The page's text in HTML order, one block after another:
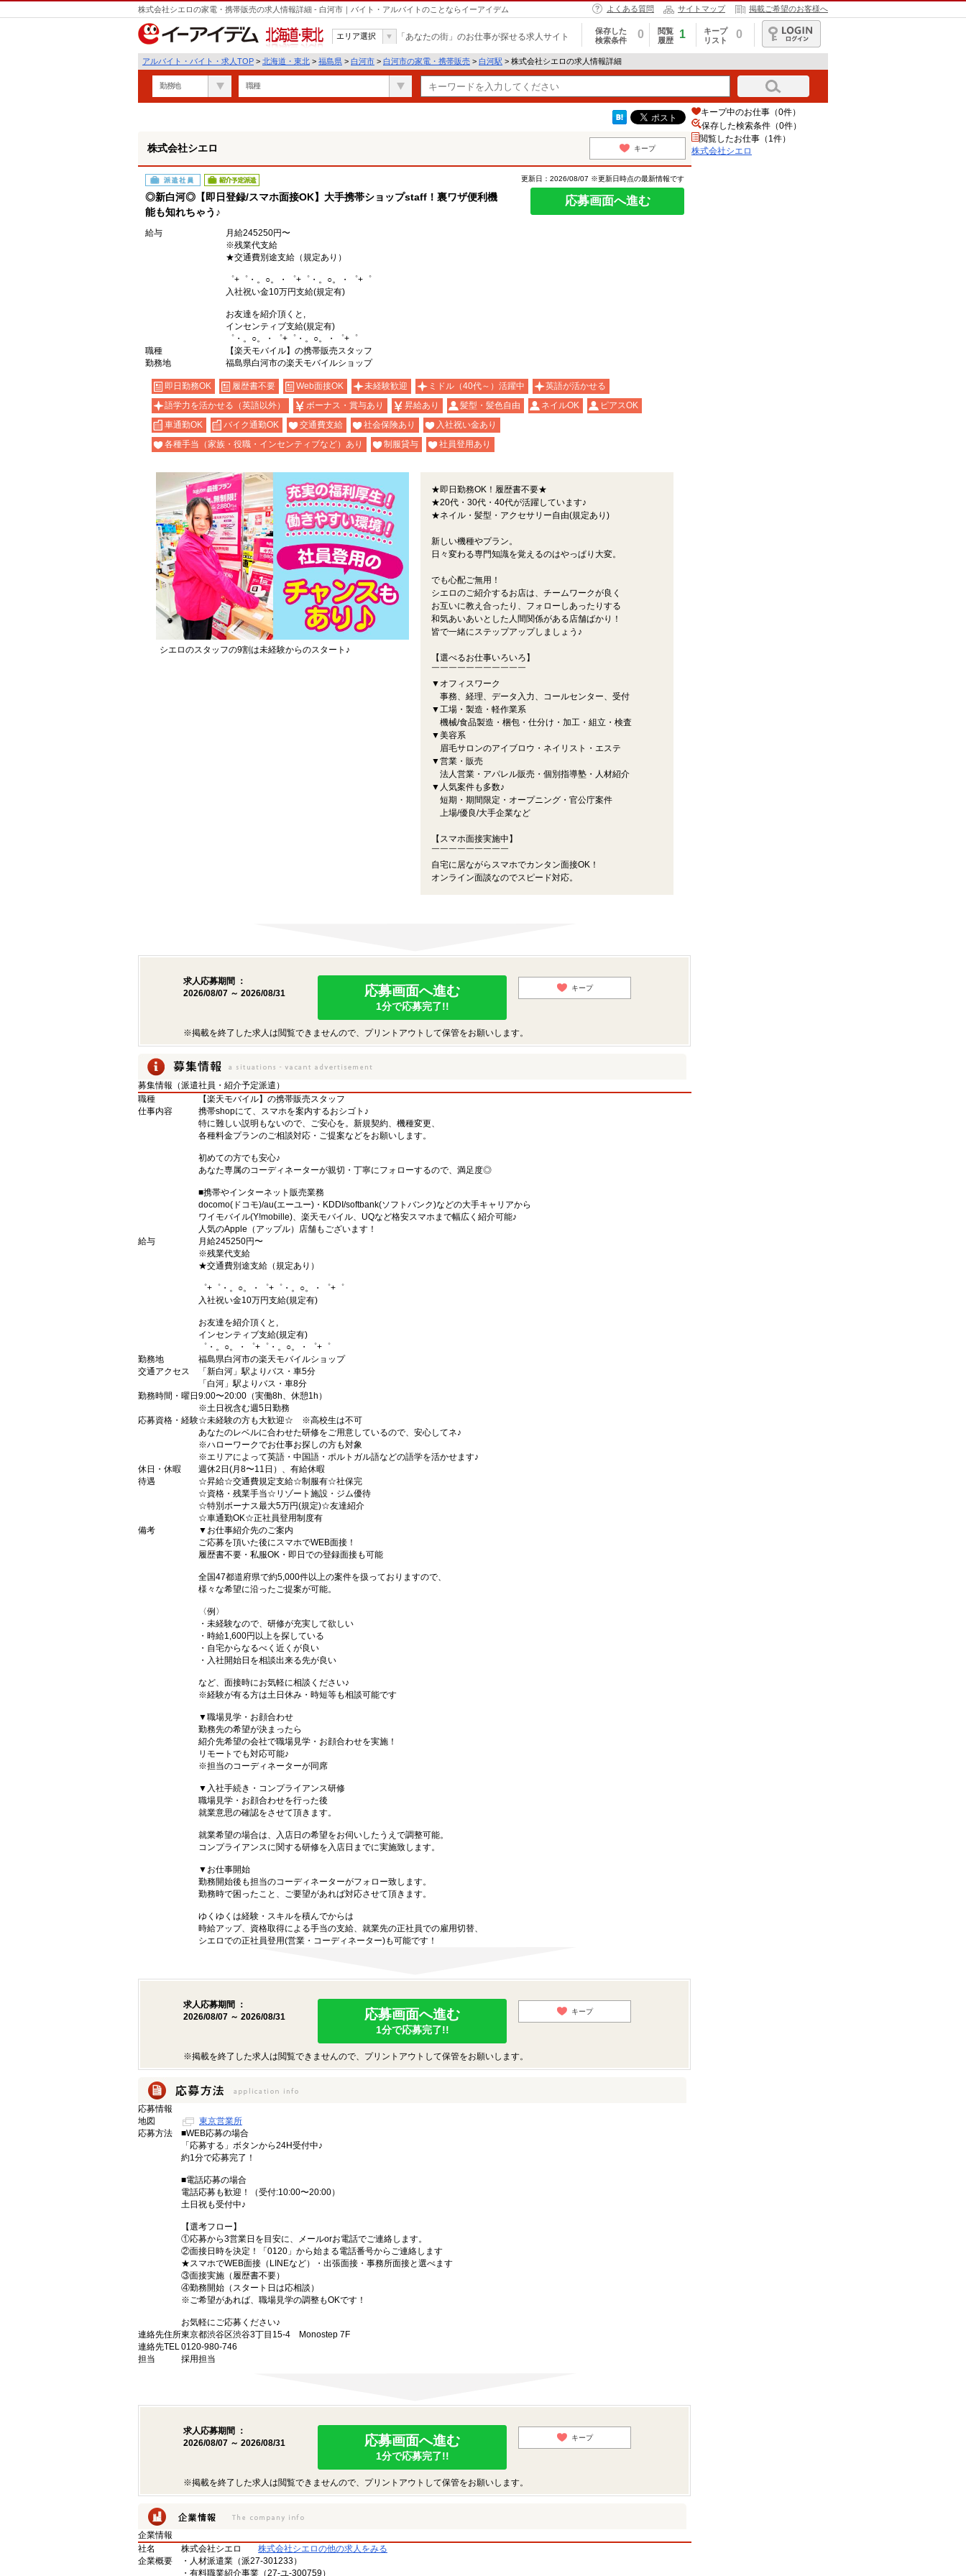
株式会社シエロの家電・携帯販売の求人情報詳細 - 白河市｜バイト・アルバイトのことならイーアイデム よくある質問 サイトマップ 掲載ご希望のお客様へ
北海道・東北
エリア選択 「あなたの街」のお仕事が探せる求人サイト
保存した
検索条件
0
閲覧
履歴
1
キープ
リスト
0
ログイン
アルバイト・バイト・求人TOP > 北海道・東北 > 福島県 > 白河市 > 白河市の家電・携帯販売 > 白河駅 > 株式会社シエロの求人情報詳細
勤務地 職種
遣
株式会社シエロ キープ
派遣社員 紹介予定派遣
◎新白河◎【即日登録/スマホ面接OK】大手携帯ショップstaff！裏ワザ便利機
能も知れちゃう♪
更新日：2026/08/07 ※更新日時点の最新情報です
応募画面へ進む
給与
月給245250円〜
※残業代支給
★交通費別途支給（規定あり）
゜+゜・。○。・゜+゜・。○。・゜+゜
入社祝い金10万円支給(規定有)
お友達を紹介頂くと,
インセンティブ支給(規定有)
゜・。○。・゜+゜・。○。・゜+゜
職種
【楽天モバイル】の携帯販売スタッフ
勤務地
福島県白河市の楽天モバイルショップ
即日勤務OK 履歴書不要 Web面接OK 未経験歓迎 ミドル（40代～）活躍中
英語が活かせる
語学力を活かせる（英語以外）
ボーナス・賞与あり 昇給あり 髪型・髪色自由 ネイルOK
ピアスOK
車通勤OK
バイク通勤OK 交通費支給 社会保険あり
入社祝い金あり
各種手当（家族・役職・インセンティブなど）あり
制服貸与 社員登用あり
シエロのスタッフの9割は未経験からのスタート♪
★即日勤務OK！履歴書不要★
★20代・30代・40代が活躍しています♪
★ネイル・髪型・アクセサリー自由(規定あり)
新しい機種やプラン。
日々変わる専門知識を覚えるのはやっぱり大変。
でも心配ご無用！
シエロのご紹介するお店は、チームワークが良く
お互いに教え合ったり、フォローしあったりする
和気あいあいとした人間関係がある店舗ばかり！
皆で一緒にステップアップしましょう♪
【選べるお仕事いろいろ】
￣￣￣￣￣￣￣￣￣￣￣
▼オフィスワーク
事務、経理、データ入力、コールセンター、受付
▼工場・製造・軽作業系
機械/食品製造・梱包・仕分け・加工・組立・検査
▼美容系
眉毛サロンのアイブロウ・ネイリスト・エステ
▼営業・販売
法人営業・アパレル販売・個別指導塾・人材紹介
▼人気案件も多数♪
短期・期間限定・オープニング・官公庁案件
上場/優良/大手企業など
【スマホ面接実施中】
￣￣￣￣￣￣￣￣￣
自宅に居ながらスマホでカンタン面接OK！
オンライン面談なのでスピード対応。
求人応募期間 ：
2026/08/07 ～ 2026/08/31
応募画面へ進む
1分で応募完了!!
キープ
※掲載を終了した求人は閲覧できませんので、プリントアウトして保管をお願いします。
募集情報（派遣社員・紹介予定派遣）
職種
【楽天モバイル】の携帯販売スタッフ
仕事内容
携帯shopにて、スマホを案内するおシゴト♪
特に難しい説明もないので、ご安心を。新規契約、機種変更、
各種料金プランのご相談対応・ご提案などをお願いします。
初めての方でも安心♪
あなた専属のコーディネーターが親切・丁寧にフォローするので、満足度◎
■携帯やインターネット販売業務
docomo(ドコモ)/au(エーユー)・KDDI/softbank(ソフトバンク)などの大手キャリアから
ワイモバイル(Y!mobille)、楽天モバイル、UQなど格安スマホまで幅広く紹介可能♪
人気のApple（アップル）店舗もございます！
給与
月給245250円〜
※残業代支給
★交通費別途支給（規定あり）
゜+゜・。○。・゜+゜・。○。・゜+゜
入社祝い金10万円支給(規定有)
お友達を紹介頂くと,
インセンティブ支給(規定有)
゜・。○。・゜+゜・。○。・゜+゜
勤務地
福島県白河市の楽天モバイルショップ
交通アクセス
「新白河」駅よりバス・車5分
「白河」駅よりバス・車8分
勤務時間・曜日 9:00〜20:00（実働8h、休憩1h）
※土日祝含む週5日勤務
応募資格・経験☆未経験の方も大歓迎☆ ※高校生は不可
あなたのレベルに合わせた研修をご用意しているので、安心してネ♪
※ハローワークでお仕事お探しの方も対象
※エリアによって英語・中国語・ポルトガル語などの語学を活かせます♪
休日・休暇
週休2日(月8〜11日）、有給休暇
待遇
☆昇給☆交通費規定支給☆制服有☆社保完
☆資格・残業手当☆リゾート施設・ジム優待
☆特別ボーナス最大5万円(規定)☆友達紹介
☆車通勤OK☆正社員登用制度有
備考
▼お仕事紹介先のご案内
ご応募を頂いた後にスマホでWEB面接！
履歴書不要・私服OK・即日での登録面接も可能
全国47都道府県で約5,000件以上の案件を扱っておりますので、
様々な希望に沿ったご提案が可能。
〈例〉
・未経験なので、研修が充実して欲しい
・時給1,600円以上を探している
・自宅からなるべく近くが良い
・入社開始日を相談出来る先が良い
など、面接時にお気軽に相談ください♪
※経験が有る方は土日休み・時短等も相談可能です
▼職場見学・お顔合わせ
勤務先の希望が決まったら
紹介先希望の会社で職場見学・お顔合わせを実施！
リモートでも対応可能♪
※担当のコーディネーターが同席
▼入社手続き・コンプライアンス研修
職場見学・お顔合わせを行った後
就業意思の確認をさせて頂きます。
就業希望の場合は、入店日の希望をお伺いしたうえで調整可能。
コンプライアンスに関する研修を入店日までに実施致します。
▼お仕事開始
勤務開始後も担当のコーディネーターがフォロー致します。
勤務時で困ったこと、ご要望があれば対応させて頂きます。
ゆくゆくは経験・スキルを積んでからは
時給アップ、資格取得による手当の支給、就業先の正社員での雇用切替、
シエロでの正社員登用(営業・コーディネーター)も可能です！
求人応募期間 ：
2026/08/07 ～ 2026/08/31
応募画面へ進む
1分で応募完了!!
キープ
※掲載を終了した求人は閲覧できませんので、プリントアウトして保管をお願いします。
応募情報
地図
東京営業所
応募方法
■WEB応募の場合
「応募する」ボタンから24H受付中♪
約1分で応募完了！
■電話応募の場合
電話応募も歓迎！（受付:10:00〜20:00）
土日祝も受付中♪
【選考フロー】
①応募から3営業日を目安に、メールorお電話でご連絡します。
②面接日時を決定！「0120」から始まる電話番号からご連絡します
★スマホでWEB面接（LINEなど）・出張面接・事務所面接と選べます
③面接実施（履歴書不要）
④勤務開始（スタート日は応相談）
※ご希望があれば、職場見学の調整もOKです！
お気軽にご応募ください♪
連絡先住所東京都渋谷区渋谷3丁目15-4 Monostep 7F
連絡先TEL0120-980-746
担当
採用担当
求人応募期間 ：
2026/08/07 ～ 2026/08/31
応募画面へ進む
1分で応募完了!!
キープ
※掲載を終了した求人は閲覧できませんので、プリントアウトして保管をお願いします。
企業情報
社名
株式会社シエロ
株式会社シエロの他の求人をみる
企業概要
・人材派遣業（派27-301233）
・有料職業紹介事業（27-ユ-300759）
キープ中のお仕事（0件）
保存した検索条件（0件）
閲覧したお仕事（1件）
株式会社シエロ